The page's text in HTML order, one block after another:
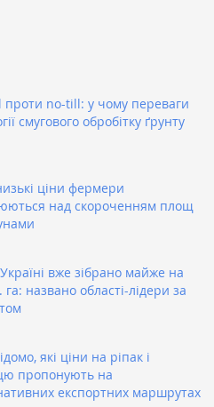
no-till: у чому переваги
смугового обробітку ґрунту
ціни фермери
над скороченням площ
вже зібрано майже на
га: названо області-лідери за
які ціни на ріпак і
пропонують на
експортних маршрутах